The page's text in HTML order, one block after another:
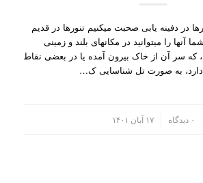
در دفینه یابی صحبت میکنیم تنورها در قدیم
آنها را میتوانید در مکانهای بلند و زمینی
سر آن از خاک بیرون آمده یا در بعضی نقاط
به صورت تل شناسایی ک…
۰ دیدگاه ۱۷ آبان ۱۴۰۱